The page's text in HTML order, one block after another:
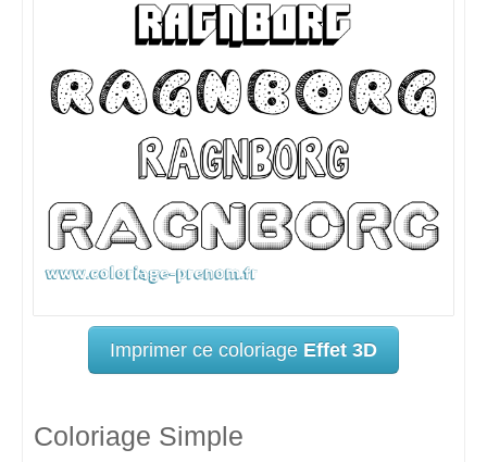
Imprimer ce coloriage Effet 3D
Coloriage Simple